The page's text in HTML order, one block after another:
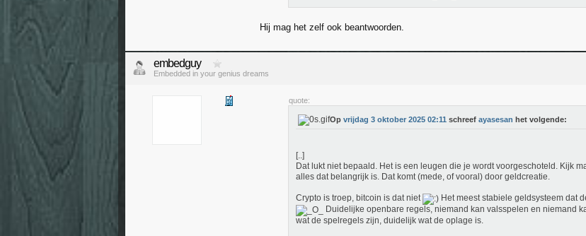
Hij mag het zelf ook beantwoorden.
embedguy
Embedded in your genius dreams
quote:
Op vrijdag 3 oktober 2025 02:11 schreef ayasesan het volgende:
[..]
Dat lukt niet bepaald. Het is een leugen die je wordt voorgeschoteld. Kijk
alles dat belangrijk is. Dat komt (mede, of vooral) door geldcreatie.
Crypto is troep, bitcoin is dat niet
Het meest stabiele geldsysteem dat
Duidelijke openbare regels, niemand kan valsspelen en niemand
wat de spelregels zijn, duidelijk wat de oplage is.